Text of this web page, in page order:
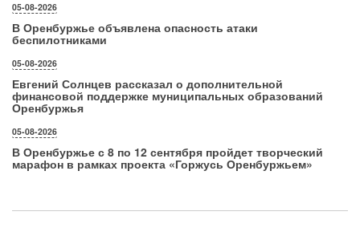
05-08-2026
В Оренбуржье объявлена опасность атаки
беспилотниками
05-08-2026
Евгений Солнцев рассказал о дополнительной
финансовой поддержке муниципальных образований
Оренбуржья
05-08-2026
В Оренбуржье с 8 по 12 сентября пройдет творческий
марафон в рамках проекта «Горжусь Оренбуржьем»